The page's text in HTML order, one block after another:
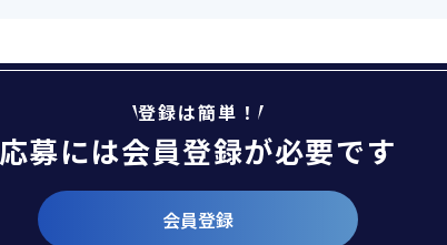
登録は簡単！
応募には会員登録が必要です
会員登録